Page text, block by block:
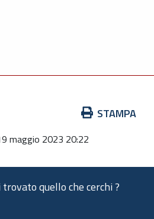
STAMPA
maggio 2023 20:22
quello che cerchi ?